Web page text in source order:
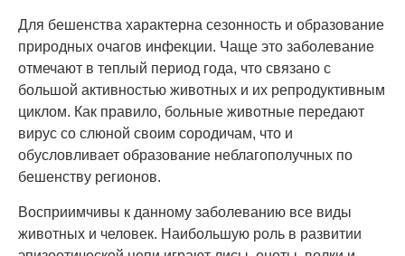
Для бешенства характерна сезонность и образование
природных очагов инфекции. Чаще это заболевание
отмечают в теплый период года, что связано с
большой активностью животных и их репродуктивным
циклом. Как правило, больные животные передают
вирус со слюной своим сородичам, что и
обусловливает образование неблагополучных по
бешенству регионов.
Восприимчивы к данному заболеванию все виды
животных и человек. Наибольшую роль в развитии